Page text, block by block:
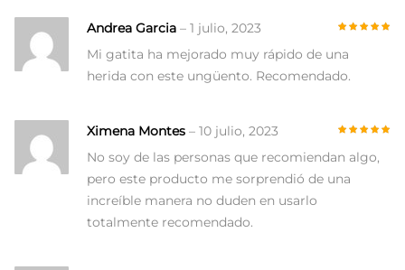
Andrea Garcia – 1 julio, 2023
Mi gatita ha mejorado muy rápido de una
herida con este ungüento. Recomendado.
Ximena Montes – 10 julio, 2023
No soy de las personas que recomiendan algo,
pero este producto me sorprendió de una
increíble manera no duden en usarlo
totalmente recomendado.